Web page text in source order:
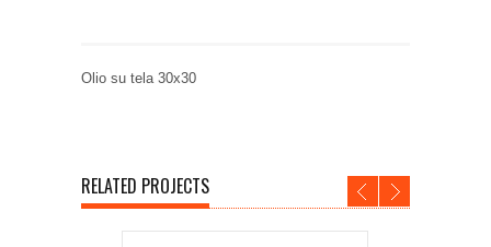
Olio su tela 30x30
RELATED PROJECTS